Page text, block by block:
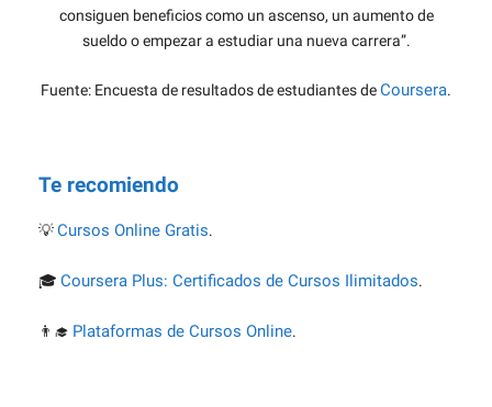
consiguen beneficios como un ascenso, un aumento de
sueldo o empezar a estudiar una nueva carrera”.
Fuente: Encuesta de resultados de estudiantes deCoursera.
Te recomiendo
💡Cursos Online Gratis.
🎓 Coursera Plus: Certificados de Cursos Ilimitados.
👨‍🎓 Plataformas de Cursos Online.